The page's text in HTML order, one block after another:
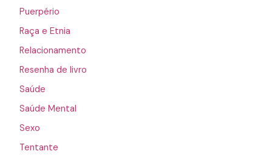
Puerpério
Raça e Etnia
Relacionamento
Resenha de livro
Saúde
Saúde Mental
Sexo
Tentante